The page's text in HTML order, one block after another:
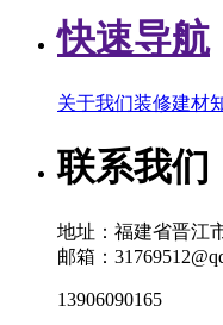
快速导航
关于我们装修建材
联系我们
地址：福建省晋江
邮箱：
13906090165